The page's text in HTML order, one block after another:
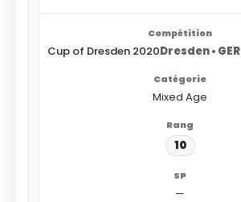
Cup of Dresden 2020Dresden • GER
Mixed Age
10
—